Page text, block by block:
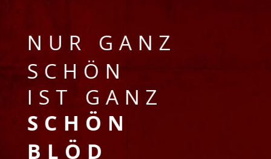
NUR GANZ
SCHÖN
IST GANZ
SCHÖN
BLÖD